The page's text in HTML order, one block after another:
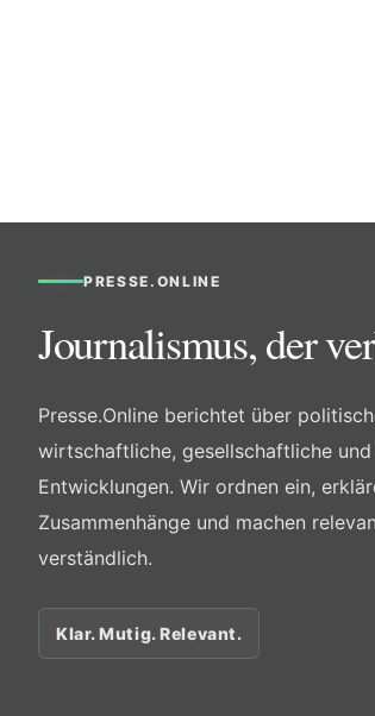
PRESSE.ONLINE
Journalismus, der
Presse.Online berichtet über
wirtschaftliche, gesellschaftliche
Entwicklungen. Wir ordnen ein,
Zusammenhänge und machen
verständlich.
Klar. Mutig. Relevant.